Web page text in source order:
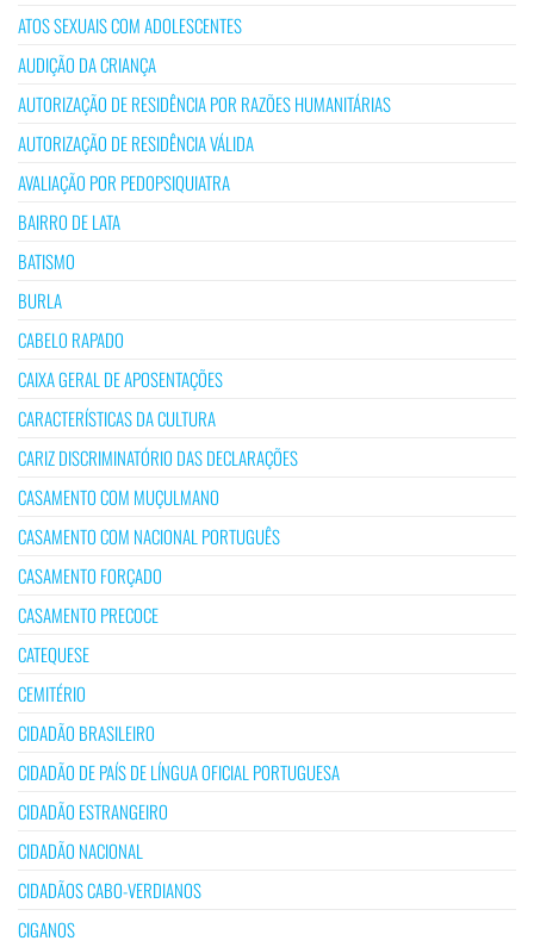
ATOS SEXUAIS COM ADOLESCENTES
AUDIÇÃO DA CRIANÇA
AUTORIZAÇÃO DE RESIDÊNCIA POR RAZÕES HUMANITÁRIAS
AUTORIZAÇÃO DE RESIDÊNCIA VÁLIDA
AVALIAÇÃO POR PEDOPSIQUIATRA
BAIRRO DE LATA
BATISMO
BURLA
CABELO RAPADO
CAIXA GERAL DE APOSENTAÇÕES
CARACTERÍSTICAS DA CULTURA
CARIZ DISCRIMINATÓRIO DAS DECLARAÇÕES
CASAMENTO COM MUÇULMANO
CASAMENTO COM NACIONAL PORTUGUÊS
CASAMENTO FORÇADO
CASAMENTO PRECOCE
CATEQUESE
CEMITÉRIO
CIDADÃO BRASILEIRO
CIDADÃO DE PAÍS DE LÍNGUA OFICIAL PORTUGUESA
CIDADÃO ESTRANGEIRO
CIDADÃO NACIONAL
CIDADÃOS CABO-VERDIANOS
CIGANOS